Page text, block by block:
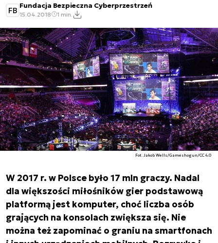
FB Fundacja Bezpieczna Cyberprzestrzeń
15.04.2018 1 min.
Fot. Jakob Wells/Gameshogun/CC 4.0
W 2017 r. w Polsce było 17 mln graczy. Nadal
dla większości miłośników gier podstawową
platformą jest komputer, choć liczba osób
grających na konsolach zwiększa się. Nie
można też zapominać o graniu na smartfonach